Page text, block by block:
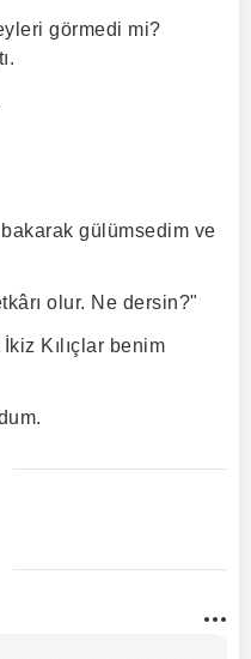
görmedi mi?
bakarak gülümsedim ve
olur. Ne dersin?"
Kılıçlar benim